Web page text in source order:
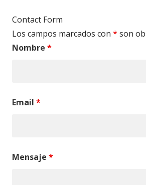
Contact Form
Los campos marcados con * son
Nombre *
Email *
Mensaje *